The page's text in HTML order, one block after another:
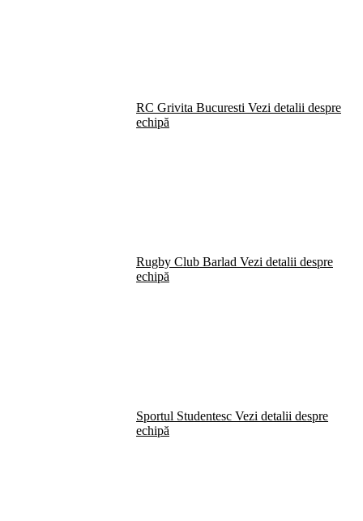
RC Grivita Bucuresti Vezi detalii despre
echipă
Rugby Club Barlad Vezi detalii despre
echipă
Sportul Studentesc Vezi detalii despre
echipă